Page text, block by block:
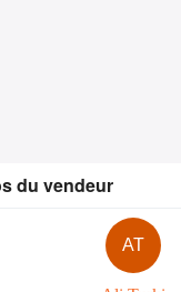
du vendeur
AT